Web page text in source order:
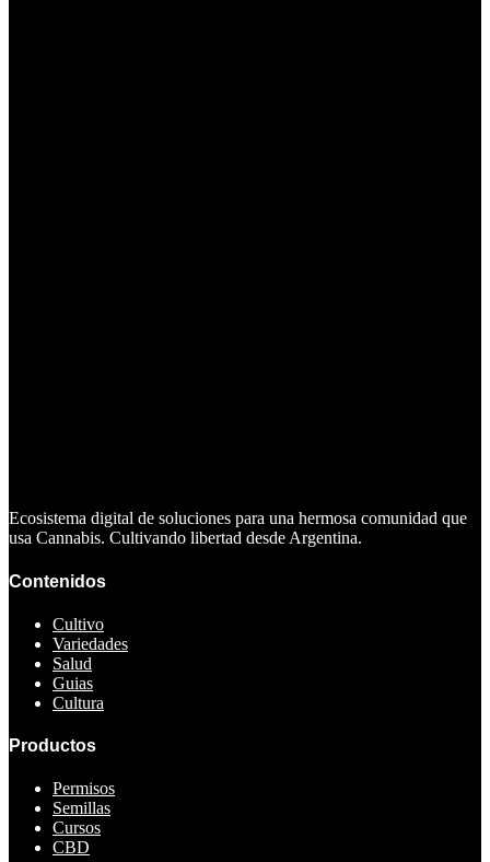
Ecosistema digital de soluciones para una hermosa comunidad que
usa Cannabis. Cultivando libertad desde Argentina.
Contenidos
Cultivo
Variedades
Salud
Guias
Cultura
Productos
Permisos
Semillas
Cursos
CBD